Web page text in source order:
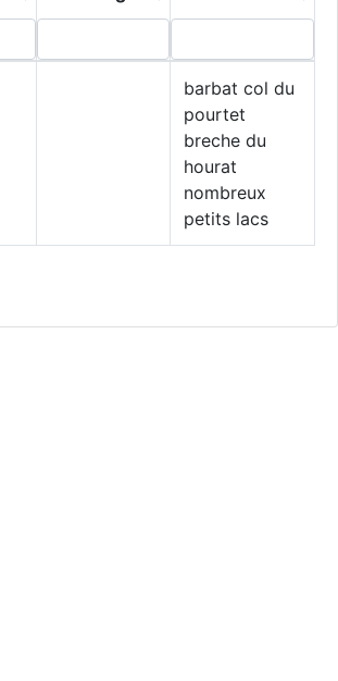
barbat col du
pourtet
breche du
hourat
nombreux
petits lacs